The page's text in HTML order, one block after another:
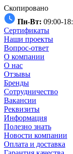
Скопировано
Пн-Вт: 09:00-
Сертификаты
Наши проекты
Вопрос-ответ
О компании
О нас
Отзывы
Бренды
Сотрудничество
Вакансии
Реквизиты
Информация
Полезно знать
Новости компании
Оплата и доставка